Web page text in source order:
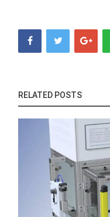
RELATED POSTS